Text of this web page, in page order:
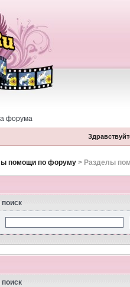
форума
помощи по форуму> Разделы